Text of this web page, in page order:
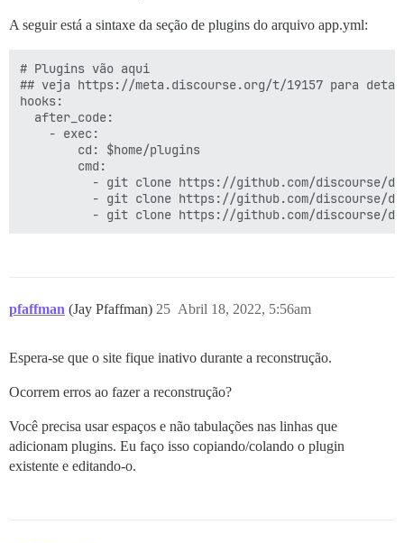
A seguir está a sintaxe da seção de plugins do arquivo app.yml:
# Plugins vão aqui
## veja https://meta.discourse.org/t/19157 para
hooks:
  after_code:
    - exec:
        cd: $home/plugins
        cmd:
- git clone https://github.com/discourse/
- git clone https://github.com/discourse/
pfaffman (Jay Pfaffman) Abril 18, 2022, 5:56am
25
Espera-se que o site fique inativo durante a reconstrução.
Ocorrem erros ao fazer a reconstrução?
Você precisa usar espaços e não tabulações nas linhas que
adicionam plugins. Eu faço isso copiando/colando o plugin
existente e editando-o.